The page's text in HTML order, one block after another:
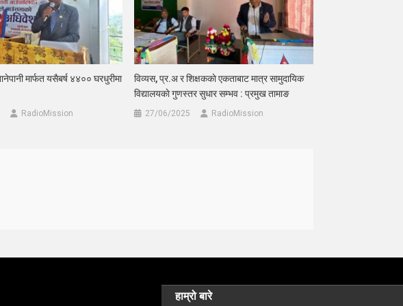
मार्फत यसैबर्ष ४४०० घरधुरीमा
RadioMission
विव्यस, प्र.अ र शिक्षककाे एकताबाट मात्र सामुदायिक
विद्यालयकाे गुणस्तर सुधार सम्भव : प्रमुख तामाङ
27/06/2025 RadioMission
हाम्रो बारे